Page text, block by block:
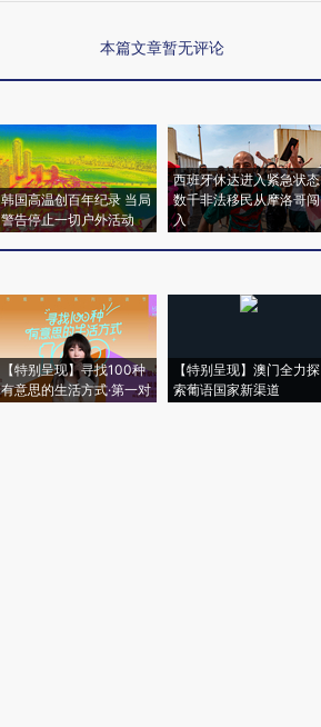
本篇文章暂无评论
韩国高温创百年纪录 当局
警告停止一切户外活动
西班牙休达进入紧急状态
数千非法移民从摩洛哥闯
入
【特别呈现】寻找100种
有意思的生活方式·第一对
【特别呈现】澳门全力探
索葡语国家新渠道